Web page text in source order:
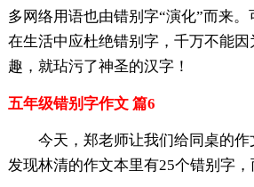
多网络用语也由错别字“演化”而来
在生活中应杜绝错别字，千万不能
趣，就玷污了神圣的汉字！
五年级错别字作文 篇6
今天，郑老师让我们给同桌的
发现林清的作文本里有25个错别字，